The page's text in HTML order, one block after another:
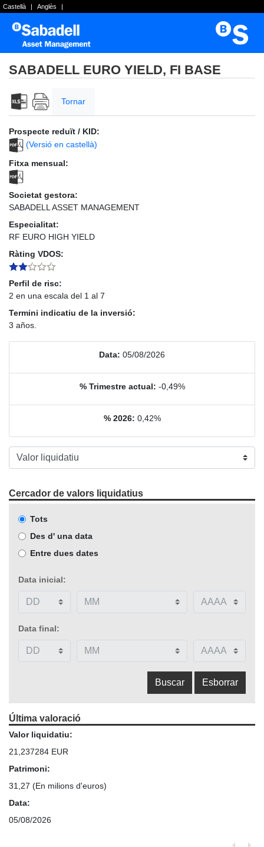
Castellà | Anglès |
SABADELL EURO YIELD, FI BASE
Tornar
Prospecte reduït / KID:
(Versió en castellà)
Fitxa mensual:
Societat gestora:
SABADELL ASSET MANAGEMENT
Especialitat:
RF EURO HIGH YIELD
Ràting VDOS:
Perfil de risc:
2 en una escala del 1 al 7
Termini indicatiu de la inversió:
3 años.
Data: 05/08/2026
% Trimestre actual: -0,49%
% 2026: 0,42%
Cercador de valors liquidatius
Tots
Des d' una data
Entre dues dates
Data inicial:
Data final:
Última valoració
Valor liquidatiu:
21,237284 EUR
Patrimoni:
31,27 (En milions d'euros)
Data:
05/08/2026